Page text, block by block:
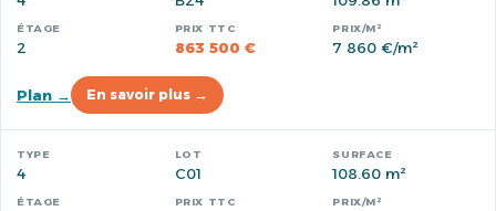
2 863 500 € 7 860 €/m²
Plan → En savoir plus →
4 C01 108.60 m²